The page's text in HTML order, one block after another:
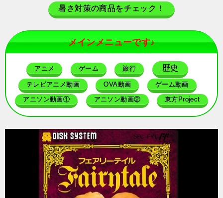
暑さ対策の商品をチェック！
メインメニューです♪
アニメ ゲーム 旅行 歴史
テレビアニメ動画 OVA動画 ゲーム動画
アニソン動画① アニソン動画② 東方Project